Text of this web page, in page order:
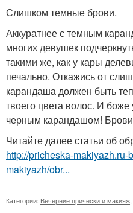
Слишком темные брови.
Аккуратнее с темным
многих девушек
такими же, как у кары
печально. Откажись от
карандаша должен быть
твоего цвета волос. И
черным карандашом! Брови
Читайте далее статьи об
http://pricheska-
makiyazh/obr...
Категории: Вечерние прически и макияж,